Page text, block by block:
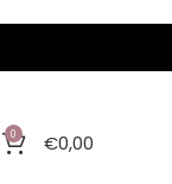
0 €0,00